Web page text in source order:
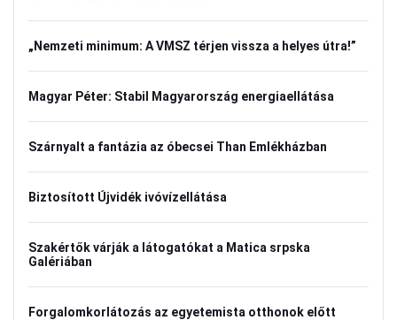
„Nemzeti minimum: A VMSZ térjen vissza a helyes útra!”
Magyar Péter: Stabil Magyarország energiaellátása
Szárnyalt a fantázia az óbecsei Than Emlékházban
Biztosított Újvidék ivóvízellátása
Szakértők várják a látogatókat a Matica srpska
Galériában
Forgalomkorlátozás az egyetemista otthonok előtt